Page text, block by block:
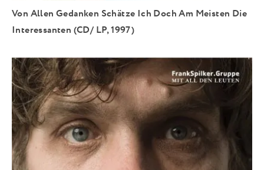
Von Allen Gedanken Schätze Ich Doch Am Meisten Die
Interessanten (CD/ LP, 1997)